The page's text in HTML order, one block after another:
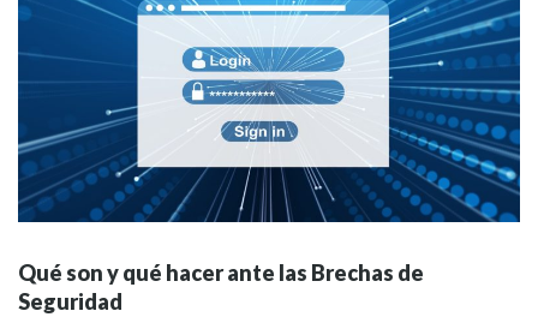
Qué son y qué hacer ante las Brechas de
Seguridad